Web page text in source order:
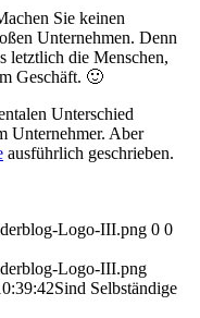
Sie keinen
Unternehmen. Denn
letztlich die Menschen,
Geschäft. 🙂
Unterschied
Unternehmer. Aber
ausführlich geschrieben.
Logo-III.png 0 0
Logo-III.png
Sind Selbständige